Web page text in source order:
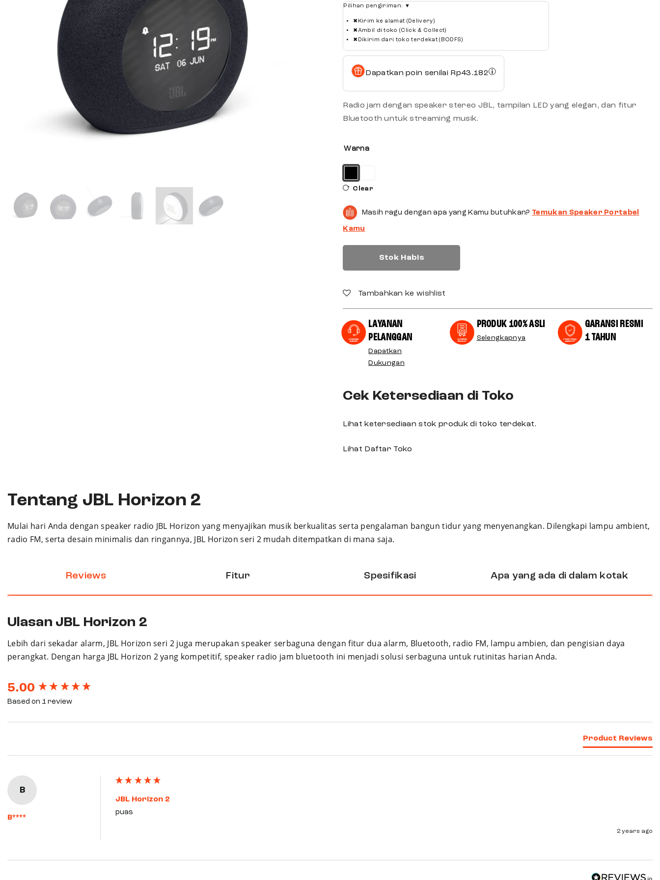
Pilihan pengiriman: ▼
✖ Kirim ke alamat (Delivery)
✖Ambil di toko (Click & Collect)
✖ Dikirim dari toko terdekat (BODFS)
Dapatkan poin senilai Rp43.182
Radio jam dengan speaker stereo JBL, tampilan LED yang elegan, dan fitur
Bluetooth untuk streaming musik.
Warna
Clear
Masih ragu dengan apa yang Kamu butuhkan? Temukan Speaker Portabel
Kamu
Stok Habis
Tambahkan ke wishlist
LAYANAN
PELANGGAN
Dapatkan
Dukungan
PRODUK 100% ASLI
Selengkapnya
GARANSI RESMI
1 TAHUN
Cek Ketersediaan di Toko
Lihat ketersediaan stok produk di toko terdekat.
Lihat Daftar Toko
Tentang JBL Horizon 2
Mulai hari Anda dengan speaker radio JBL Horizon yang menyajikan musik berkualitas serta pengalaman bangun tidur yang menyenangkan. Dilengkapi lampu ambient,
radio FM, serta desain minimalis dan ringannya, JBL Horizon seri 2 mudah ditempatkan di mana saja.
Reviews Fitur Spesifikasi Apa yang ada di dalam kotak
Ulasan JBL Horizon 2
Lebih dari sekadar alarm, JBL Horizon seri 2 juga merupakan speaker serbaguna dengan fitur dua alarm, Bluetooth, radio FM, lampu ambien, dan pengisian daya
perangkat. Dengan harga JBL Horizon 2 yang kompetitif, speaker radio jam bluetooth ini menjadi solusi serbaguna untuk rutinitas harian Anda.
5.00
Based on 1 review
Product Reviews
B
B****
JBL Horizon 2
puas
2 years ago
New content loaded